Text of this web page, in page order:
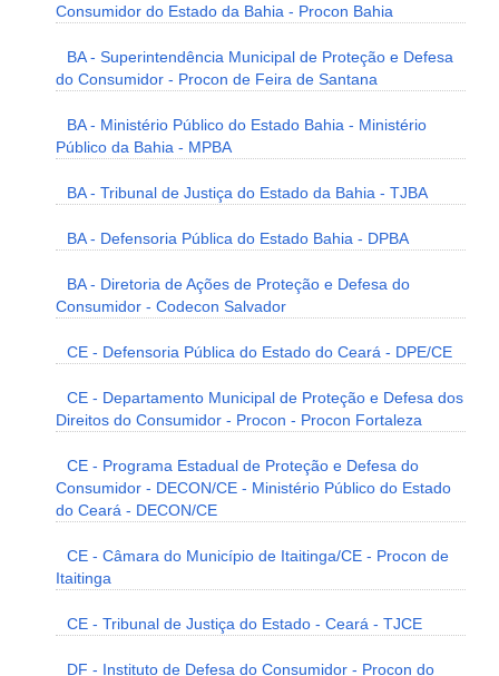
Consumidor do Estado da Bahia - Procon Bahia
BA - Superintendência Municipal de Proteção e Defesa
do Consumidor - Procon de Feira de Santana
BA - Ministério Público do Estado Bahia - Ministério
Público da Bahia - MPBA
BA - Tribunal de Justiça do Estado da Bahia - TJBA
BA - Defensoria Pública do Estado Bahia - DPBA
BA - Diretoria de Ações de Proteção e Defesa do
Consumidor - Codecon Salvador
CE - Defensoria Pública do Estado do Ceará - DPE/CE
CE - Departamento Municipal de Proteção e Defesa dos
Direitos do Consumidor - Procon - Procon Fortaleza
CE - Programa Estadual de Proteção e Defesa do
Consumidor - DECON/CE - Ministério Público do Estado
do Ceará - DECON/CE
CE - Câmara do Município de Itaitinga/CE - Procon de
Itaitinga
CE - Tribunal de Justiça do Estado - Ceará - TJCE
DF - Instituto de Defesa do Consumidor - Procon do